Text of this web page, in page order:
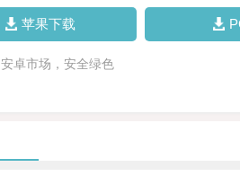
苹果下载
安卓市场，安全绿色